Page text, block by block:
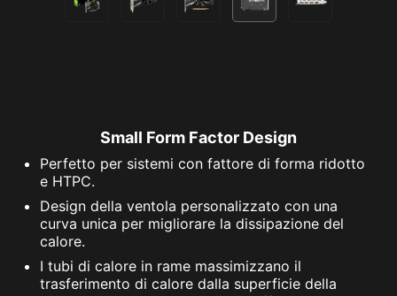
Small Form Factor Design
Perfetto per sistemi con fattore di forma ridotto
e HTPC.
Design della ventola personalizzato con una
curva unica per migliorare la dissipazione del
calore.
I tubi di calore in rame massimizzano il
trasferimento di calore dalla superficie della